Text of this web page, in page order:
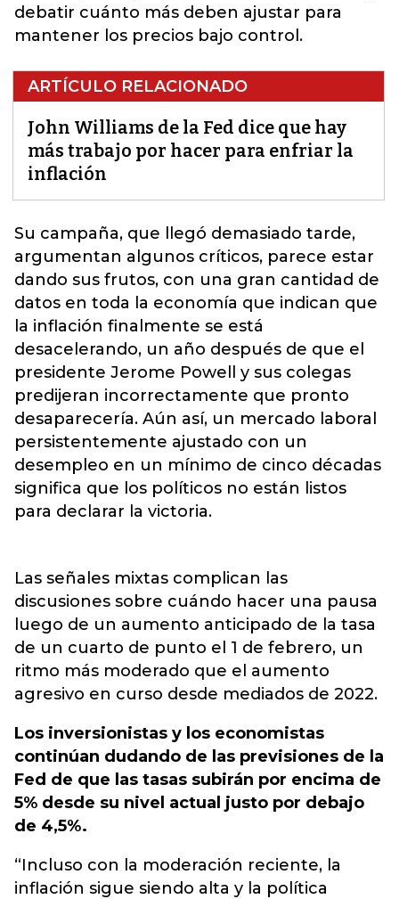
debatir cuánto más deben ajustar para
mantener los precios bajo control.
ARTÍCULO RELACIONADO
John Williams de la Fed dice que hay
más trabajo por hacer para enfriar la
inflación
Su campaña, que llegó demasiado tarde,
argumentan algunos críticos, parece estar
dando sus frutos, con una gran cantidad de
datos en toda la economía que indican que
la inflación finalmente se está
desacelerando, un año después de que el
presidente Jerome Powell y sus colegas
predijeran incorrectamente que pronto
desaparecería. Aún así, un mercado laboral
persistentemente ajustado con un
desempleo en un mínimo de cinco décadas
significa que los políticos no están listos
para declarar la victoria.
Las señales mixtas complican las
discusiones sobre cuándo hacer una pausa
luego de un aumento anticipado de la tasa
de un cuarto de punto el 1 de febrero, un
ritmo más moderado que el aumento
agresivo en curso desde mediados de 2022.
Los inversionistas y los economistas
continúan dudando de las previsiones de la
Fed de que las tasas subirán por encima de
5% desde su nivel actual justo por debajo
de 4,5%.
“Incluso con la moderación reciente, la
inflación sigue siendo alta y la política